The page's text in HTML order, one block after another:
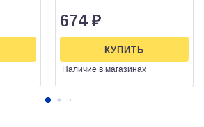
674 ₽
Наличие в магазинах
КУПИТЬ